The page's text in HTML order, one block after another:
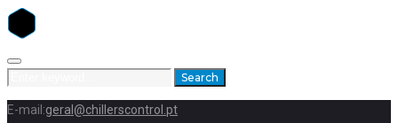
Skip
Search
E-mail:geral@chillerscontrol.pt